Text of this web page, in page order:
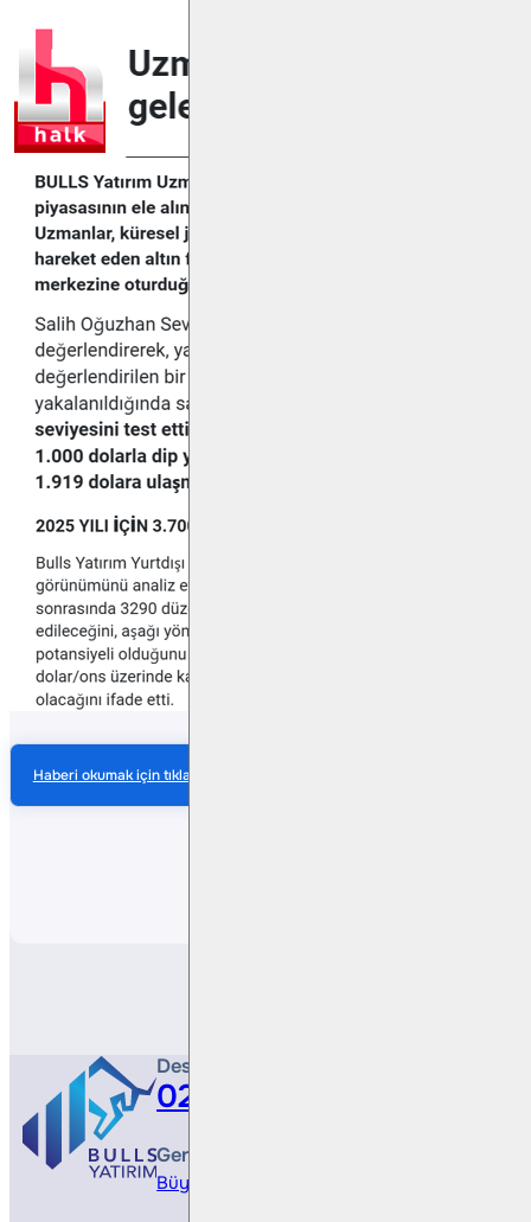
Haberi okumak için tıklayın
Destek Hattı
0212 410 0500
Genel Müdürlük
Büyükdere Cad. No 173, 1. Levent Plaza, B